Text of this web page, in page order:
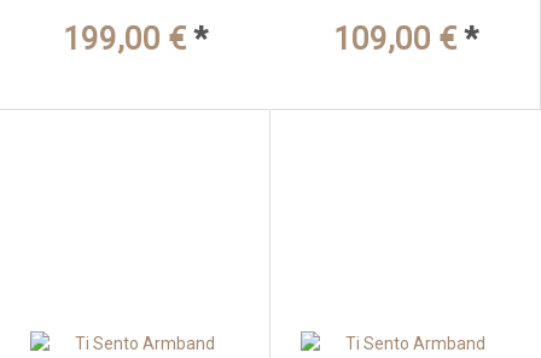
199,00 € * 109,00 € *